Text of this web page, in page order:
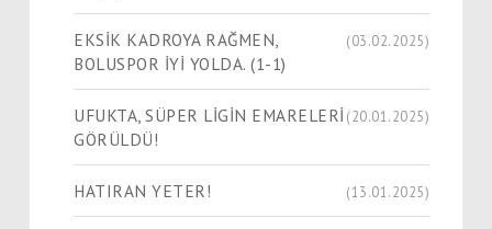
EKSİK KADROYA RAĞMEN,
BOLUSPOR İYİ YOLDA. (1-1)
(03.02.2025)
UFUKTA, SÜPER LİGİN EMARELERİ
GÖRÜLDÜ!
(20.01.2025)
HATIRAN YETER! (13.01.2025)